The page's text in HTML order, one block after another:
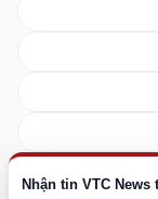
Nhận tin VTC News